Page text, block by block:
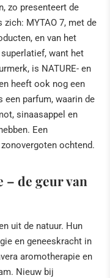
zo presenteert de
MYTAO 7, met de
en van het
want het
is NATURE- en
heeft ook nog een
een parfum, waarin de
sinaasappel en
Een
ochtend.
de geur van
uit de natuur. Hun
en geneeskracht in
aromotherapie en
Nieuw bij